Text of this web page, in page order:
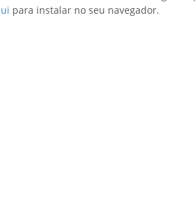
para instalar no seu navegador.